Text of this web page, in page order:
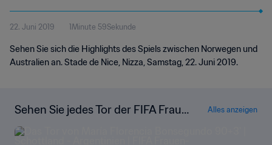
Frankreich 2019™ | Highlights
22. Juni 2019 1Minute 59Sekunde
Sehen Sie sich die Highlights des Spiels zwischen Norwegen und
Australien an. Stade de Nice, Nizza, Samstag, 22. Juni 2019.
Sehen Sie jedes Tor der FIFA Frauen
-Weltmeisterschaft Frankreich 201
9™ erzielt wurden
Alles anzeigen